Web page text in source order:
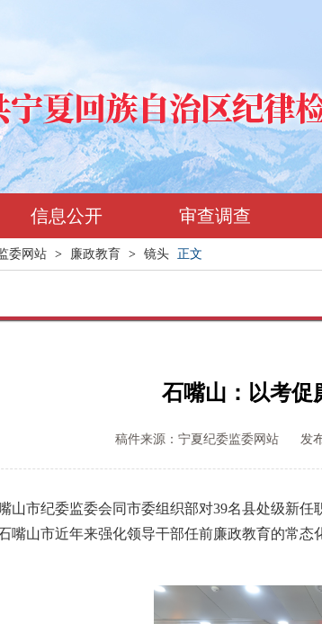
信息公开 审查调查
委网站 > 廉政教育 > 镜头 正文
石嘴山：以考促
稿件来源：宁夏纪委监委网站 发
市纪委监委会同市委组织部对39名县处级新任
嘴山市近年来强化领导干部任前廉政教育的常